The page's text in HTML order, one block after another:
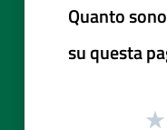
Quanto
su questa